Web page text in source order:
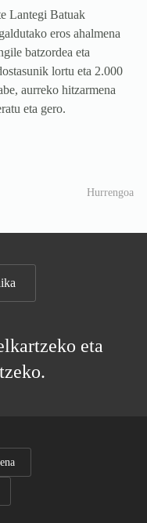
Lantegi Batuak
eros ahalmena
batzordea eta
lortu eta 2.000
aurreko hitzarmena
eta gero.
Hurrengoa
eta